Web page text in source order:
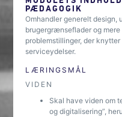
PÆDAGOGIK
Omhandler generelt design,
brugergrænseflader og
problemstillinger, der
serviceydelser.
LÆRINGSMÅL
VIDEN
Skal have viden om
og digitalisering”,